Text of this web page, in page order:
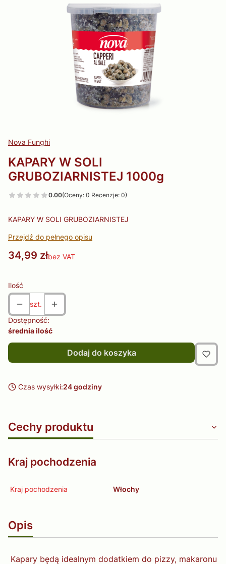
Nova Funghi
KAPARY W SOLI
GRUBOZIARNISTEJ 1000g
0.00(Oceny: 0 Recenzje: 0)
KAPARY W SOLI GRUBOZIARNISTEJ
Przejdź do pełnego opisu
Cena
34,99 złbez VAT
Ilość
szt.
Dostępność:
średnia ilość
Dodaj do koszyka
Czas wysyłki:24 godziny
Cechy produktu
Kraj pochodzenia
Kraj pochodzenia Włochy
Opis
Kapary będą idealnym dodatkiem do pizzy, makaronu